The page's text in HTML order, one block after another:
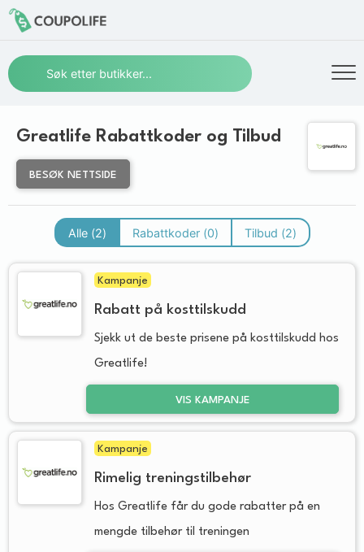
Greatlife Rabattkoder og Tilbud
BESØK NETTSIDE
Alle (2) Rabattkoder (0) Tilbud (2)
Kampanje
Rabatt på kosttilskudd
Sjekk ut de beste prisene på kosttilskudd hos
Greatlife!
VIS KAMPANJE
Kampanje
Rimelig treningstilbehør
Hos Greatlife får du gode rabatter på en
mengde tilbehør til treningen